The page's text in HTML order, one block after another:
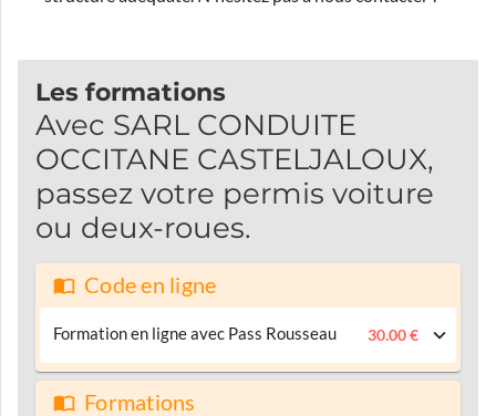
Les formations
Avec SARL CONDUITE
OCCITANE CASTELJALOUX,
passez votre permis voiture
ou deux-roues.
Code en ligne
Formation en ligne avec Pass Rousseau 30.00 €
Formations